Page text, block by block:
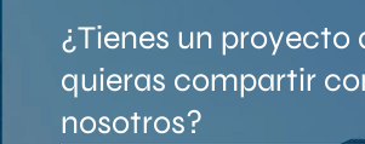
¿Tienes un proyecto
quieras compartir
nosotros?